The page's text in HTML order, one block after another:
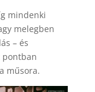
mindenki
melegben
– és
pontban
műsora.